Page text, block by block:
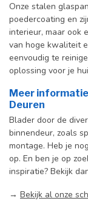
Onze stalen
poedercoating en
interieur, maar ook
van hoge kwaliteit
eenvoudig te
oplossing voor je
Meer
Deuren
Blader door de
binnendeur, zoals
montage. Heb je
op. En ben je op
inspiratie? Bekijk
→ Bekijk al onze